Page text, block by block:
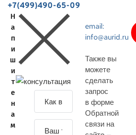
+7(499)490-65-09
Н
а
п
и
ш
и
т
е
н
а
м
email:
info@aurid.ru
Также вы
можете
сделать
запрос
в форме
Обратной
связи на